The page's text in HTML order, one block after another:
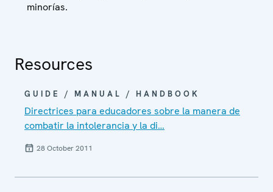
minorías.
Resources
GUIDE / MANUAL / HANDBOOK
Directrices para educadores sobre la manera de
combatir la intolerancia y la di…
28 October 2011